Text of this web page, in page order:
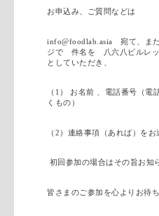
お申込み、ご質問などは
info@foodlab.asia 宛て、ま
ジで 件名を 八六八ビル
としていただき、
（1） お名前 、電話番号（電
くもの）
（2）連絡事項（あれば）をお
初回参加の場合はその旨お知
皆さまのご参加を心よりお待